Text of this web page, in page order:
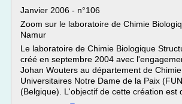
Janvier 2006 - n°106
Zoom sur le laboratoire de Chimie
Namur
Le laboratoire de Chimie Biologique
créé en septembre 2004 avec
Johan Wouters au département de
Universitaires Notre Dame de la Paix
(Belgique). L'objectif de cette création est